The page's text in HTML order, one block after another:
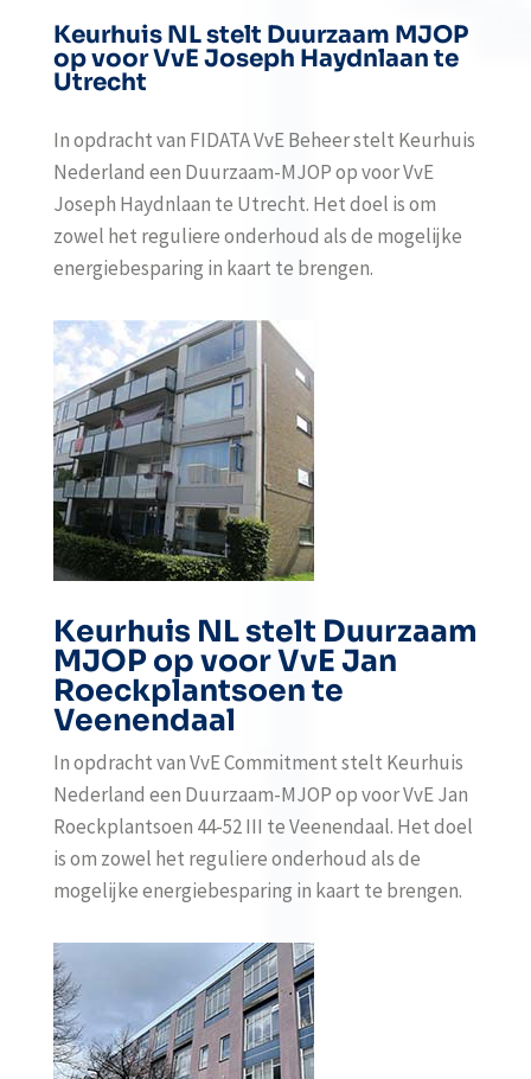
Keurhuis NL stelt Duurzaam MJOP
op voor VvE Joseph Haydnlaan te
Utrecht
In opdracht van FIDATA VvE Beheer stelt Keurhuis
Nederland een Duurzaam-MJOP op voor VvE
Joseph Haydnlaan te Utrecht. Het doel is om
zowel het reguliere onderhoud als de mogelijke
energiebesparing in kaart te brengen.
Keurhuis NL stelt Duurzaam
MJOP op voor VvE Jan
Roeckplantsoen te
Veenendaal
In opdracht van VvE Commitment stelt Keurhuis
Nederland een Duurzaam-MJOP op voor VvE Jan
Roeckplantsoen 44-52 III te Veenendaal. Het doel
is om zowel het reguliere onderhoud als de
mogelijke energiebesparing in kaart te brengen.